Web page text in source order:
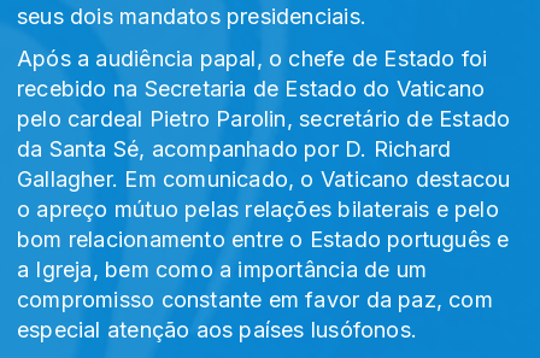
seus dois mandatos presidenciais.
Após a audiência papal, o chefe de Estado foi
recebido na Secretaria de Estado do Vaticano
pelo cardeal Pietro Parolin, secretário de Estado
da Santa Sé, acompanhado por D. Richard
Gallagher. Em comunicado, o Vaticano destacou
o apreço mútuo pelas relações bilaterais e pelo
bom relacionamento entre o Estado português e
a Igreja, bem como a importância de um
compromisso constante em favor da paz, com
especial atenção aos países lusófonos.